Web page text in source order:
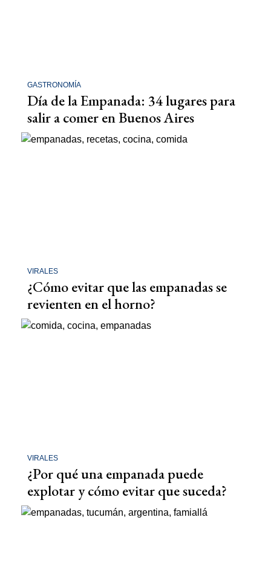
GASTRONOMÍA
Día de la Empanada: 34 lugares para
salir a comer en Buenos Aires
VIRALES
¿Cómo evitar que las empanadas se
revienten en el horno?
VIRALES
¿Por qué una empanada puede
explotar y cómo evitar que suceda?